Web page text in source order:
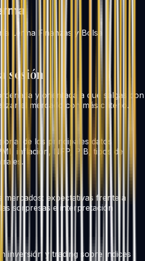
Lerma Finanzas y Bolsa
sesión
y orientada a que salgas con
el mercado con más criterio.
de los principales datos
inflación, NFP, PIB, tipos de
mercados: expectativas frente a
sorpresas e interpretación
inversión y trading sobre índices